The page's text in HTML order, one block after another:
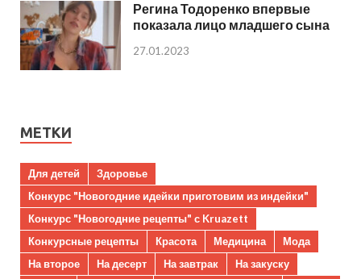
Регина Тодоренко впервые
показала лицо младшего сына
27.01.2023
МЕТКИ
Для детей
Здоровье
Конкурс "Новогодние идейки приготовим из индейки"
Конкурс "Новогодние рецепты" с Kruazett
Конкурсные рецепты
Красота Медицина
Мода
На второе
На десерт На завтрак
На закуску